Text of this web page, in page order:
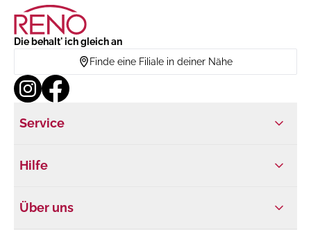
Die behalt' ich gleich an
Finde eine Filiale in deiner Nähe
Service
Hilfe
Über uns